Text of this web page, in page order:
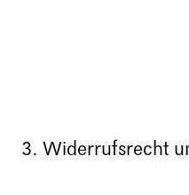
3. Widerrufsrecht